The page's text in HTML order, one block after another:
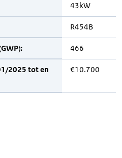
43kW
R454B
466
2025 tot en
€10.700